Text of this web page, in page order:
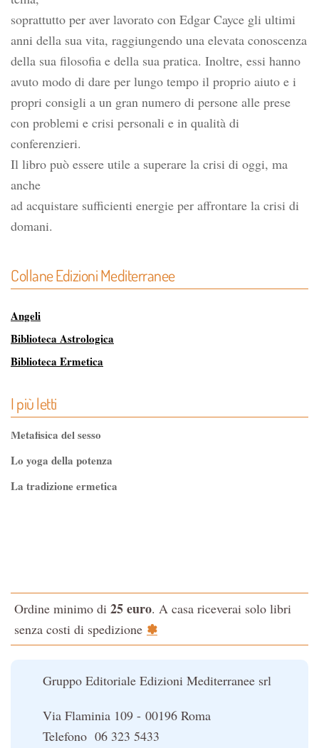
soprattutto per aver lavorato con Edgar Cayce gli ultimi
anni della sua vita, raggiungendo una elevata conoscenza
della sua filosofia e della sua pratica. Inoltre, essi hanno
avuto modo di dare per lungo tempo il proprio aiuto e i
propri consigli a un gran numero di persone alle prese
con problemi e crisi personali e in qualità di
conferenzieri.
Il libro può essere utile a superare la crisi di oggi, ma
anche
ad acquistare sufficienti energie per affrontare la crisi di
domani.
Collane Edizioni Mediterranee
Angeli
Biblioteca Astrologica
Biblioteca Ermetica
Biblioteca dei Misteri
Classici dell'Occulto
L'Opera Segreta
La Fonte del Benessere
Nonsoloscienza
Opere di Julius Evola
I più letti
Metafisica del sesso
Lo yoga della potenza
La tradizione ermetica
La Cabala
Il potere del serpente
Ordine minimo di 25 euro. A casa riceverai solo libri
senza costi di spedizione ✽
Gruppo Editoriale Edizioni Mediterranee srl
Via Flaminia 109 - 00196 Roma
Telefono 06 323 5433